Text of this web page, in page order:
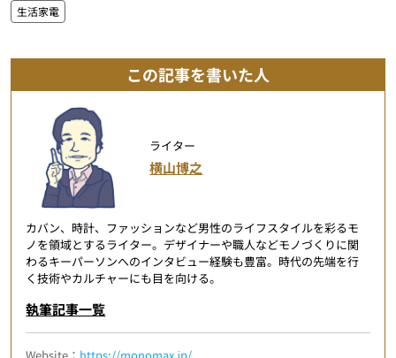
生活家電
この記事を書いた人
ライター
横山博之
カバン、時計、ファッションなど男性のライフスタイルを彩るモ
ノを領域とするライター。デザイナーや職人などモノづくりに関
わるキーパーソンへのインタビュー経験も豊富。時代の先端を行
く技術やカルチャーにも目を向ける。
執筆記事一覧